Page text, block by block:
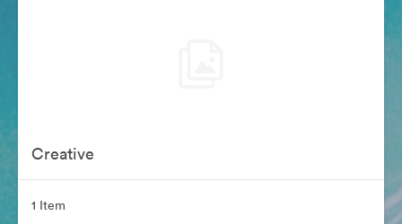
Creative
1 Item